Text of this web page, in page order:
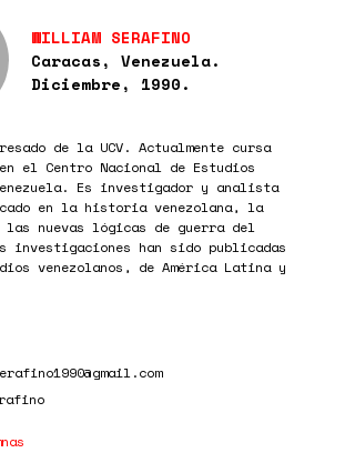
WILLIAM SERAFINO
Caracas, Venezuela.
Diciembre, 1990.
de la UCV. Actualmente cursa
el Centro Nacional de Estudios
Es investigador y analista
en la historia venezolana, la
nuevas lógicas de guerra del
investigaciones han sido publicadas
venezolanos, de América Latina y